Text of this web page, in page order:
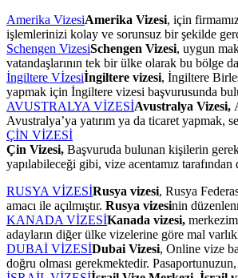
Amerika VizesiAmerika Vizesi, için
işlemlerinizi kolay ve sorunsuz bir şekilde
Schengen VizesiSchengen Vizesi, uygun
vatandaşlarının tek bir ülke olarak bu bölge
İngiltere Vİzesiİngiltere vizesi, İngiltere
yapmak için İngiltere vizesi başvurusunda
AVUSTRALYA VİZESİAvustralya Vizesi,
Avustralya’ya yatırım ya da ticaret yapmak,
ÇİN VİZESİ
Çin Vizesi, Başvuruda bulunan kişilerin
yapılabileceği gibi, vize acentamız
RUSYA VİZESİRusya vizesi, Rusya
amacı ile açılmıştır. Rusya vizesinin
KANADA VİZESİKanada vizesi,
adayların diğer ülke vizelerine göre mal
DUBAİ VİZESİDubai Vizesi, Online vize
doğru olması gerekmektedir.